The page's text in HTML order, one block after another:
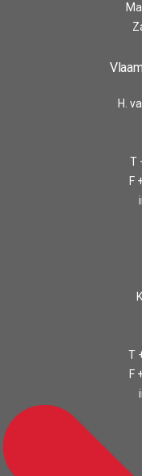
H.
T
F
T
F